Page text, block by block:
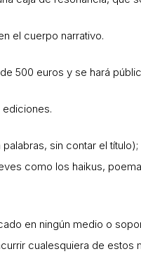
el cuerpo narrativo.
500 euros y se hará
sin contar el título);
como los haikus,
en ningún medio o
cualesquiera de estos